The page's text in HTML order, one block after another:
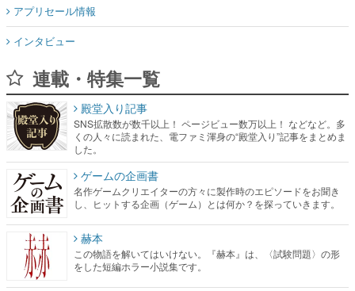
アプリセール情報
インタビュー
連載・特集一覧
殿堂入り記事
SNS拡散数が数千以上！ ページビュー数万以上！ などなど。多
くの人々に読まれた、電ファミ渾身の“殿堂入り”記事をまとめま
した。
ゲームの企画書
名作ゲームクリエイターの方々に製作時のエピソードをお聞き
し、ヒットする企画（ゲーム）とは何か？を探っていきます。
赫本
この物語を解いてはいけない。『赫本』は、〈試験問題〉の形
をした短編ホラー小説集です。